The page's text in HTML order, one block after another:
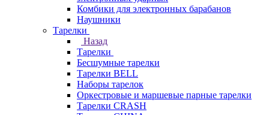
Комбики для электронных барабанов
Наушники
Тарелки
Назад
Тарелки
Бесшумные тарелки
Тарелки BELL
Наборы тарелок
Оркестровые и маршевые парные тарелки
Тарелки CRASH